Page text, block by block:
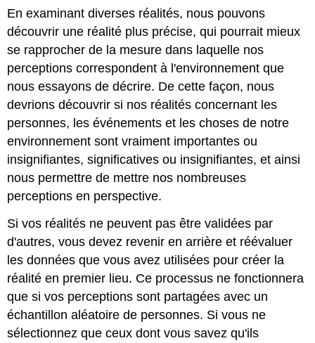
En examinant diverses réalités, nous pouvons
découvrir une réalité plus précise, qui pourrait mieux
se rapprocher de la mesure dans laquelle nos
perceptions correspondent à l'environnement que
nous essayons de décrire. De cette façon, nous
devrions découvrir si nos réalités concernant les
personnes, les événements et les choses de notre
environnement sont vraiment importantes ou
insignifiantes, significatives ou insignifiantes, et ainsi
nous permettre de mettre nos nombreuses
perceptions en perspective.
Si vos réalités ne peuvent pas être validées par
d'autres, vous devez revenir en arrière et réévaluer
les données que vous avez utilisées pour créer la
réalité en premier lieu. Ce processus ne fonctionnera
que si vos perceptions sont partagées avec un
échantillon aléatoire de personnes. Si vous ne
sélectionnez que ceux dont vous savez qu'ils